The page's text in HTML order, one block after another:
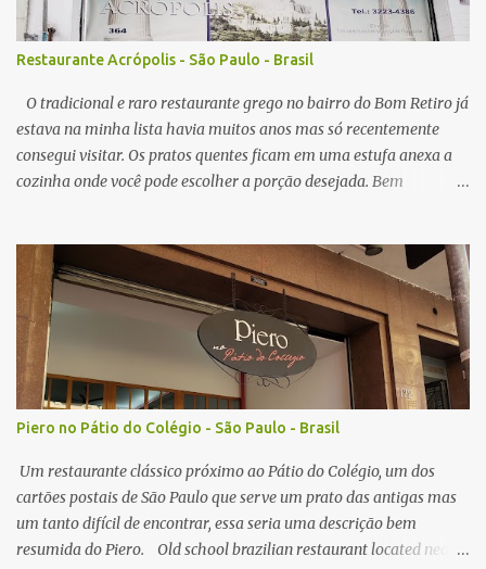
com algum elemento mais gorduroso como o ótimo frango frito
da casa, que lembra mais um frango frito brasileiro do que japonês
em sabor, em todas visitas sempre servido no ponto perfeito,
crocante por fora, e suculento no interior. N...
Restaurante Acrópolis - São Paulo - Brasil
O tradicional e raro restaurante grego no bairro do Bom Retiro já
estava na minha lista havia muitos anos mas só recentemente
consegui visitar. Os pratos quentes ficam em uma estufa anexa a
cozinha onde você pode escolher a porção desejada. Bem
pontos negativos que irei comentar a seguir. A primeira porção
pedida foi de polvo e " risoto ". O polvo estava bom, um pouco
mole demais mas fresco na medida do possível em um restaurante
localizado em São Paulo. O arroz estava bom, alias ambos pratos
tem o tomate como base, nada surpreendente quanto a sabor, o
aspecto visual dos pratos me surpreendeu mais do que o gosto em
si. Nota: 8/10 O prato com cordeiro foi outro prato pedido, que
vem coberto com um tipo de molho, prato também bom mas bem
simples no gosto, acompanhado de arroz e batata. Nota: 7/10 O
grande motivo para eu vol...
Piero no Pátio do Colégio - São Paulo - Brasil
Um restaurante clássico próximo ao Pátio do Colégio, um dos
cartões postais de São Paulo que serve um prato das antigas mas
um tanto difícil de encontrar, essa seria uma descrição bem
resumida do Piero. Old school brazilian restaurant located near